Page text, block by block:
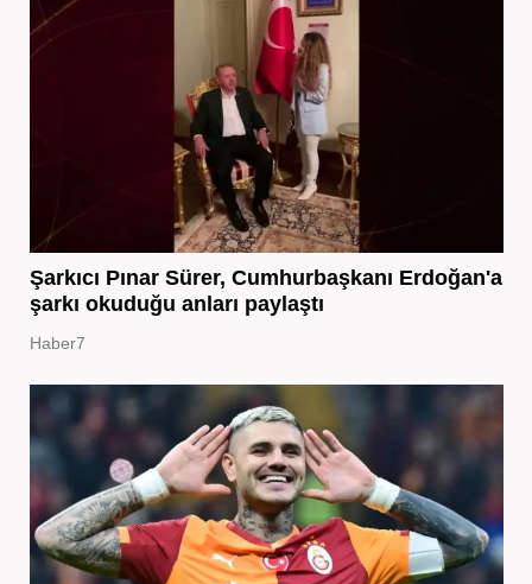
Şarkıcı Pınar Sürer, Cumhurbaşkanı Erdoğan'a
şarkı okuduğu anları paylaştı
Haber7